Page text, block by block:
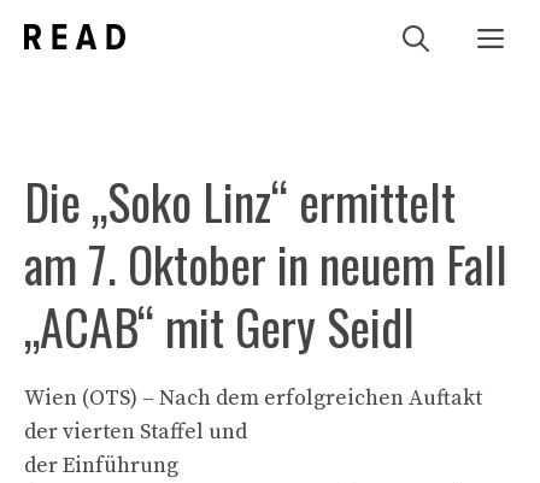
Inhalt
Die „Soko Linz“ ermittelt
am 7. Oktober in neuem Fall
„ACAB“ mit Gery Seidl
Wien (OTS) – Nach dem erfolgreichen Auftakt
der vierten Staffel und
der Einführung